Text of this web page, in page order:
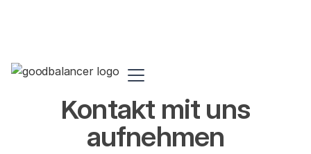
Kontakt mit uns
aufnehmen